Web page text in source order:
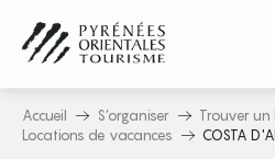
contenu
principal
Accueil S’organiser
Trouver un
Locations de vacances
COSTA